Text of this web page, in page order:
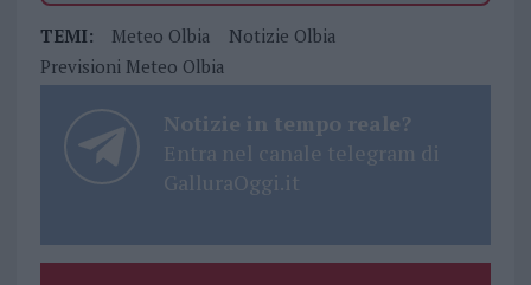
TEMI: Meteo Olbia
Notizie Olbia
Previsioni Meteo Olbia
Notizie in tempo reale?
Entra nel canale telegram di
GalluraOggi.it